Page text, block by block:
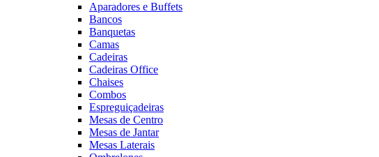
Aparadores e Buffets
Bancos
Banquetas
Camas
Cadeiras
Cadeiras Office
Chaises
Combos
Espreguiçadeiras
Mesas de Centro
Mesas de Jantar
Mesas Laterais